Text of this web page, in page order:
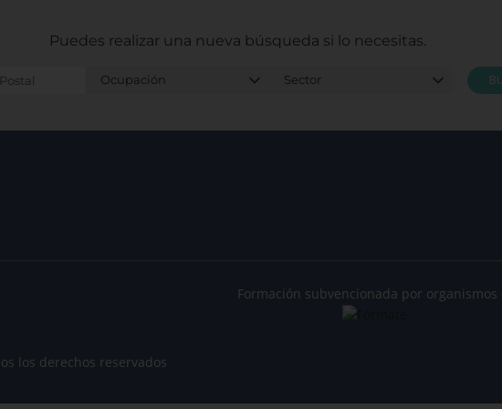
Puedes realizar una nueva búsqueda si lo necesitas.
los derechos reservados
Formación subvencionada por